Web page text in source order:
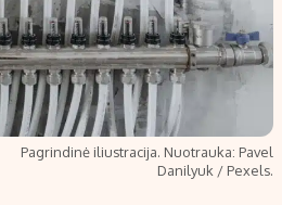
Pagrindinė iliustracija. Nuotrauka: Pavel
Danilyuk / Pexels.